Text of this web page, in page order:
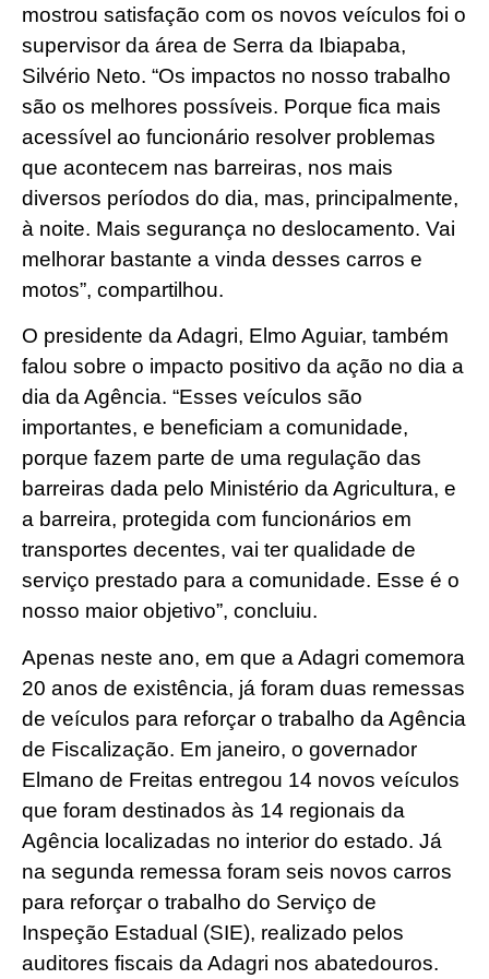
mostrou satisfação com os novos veículos foi o
supervisor da área de Serra da Ibiapaba,
Silvério Neto. “Os impactos no nosso trabalho
são os melhores possíveis. Porque fica mais
acessível ao funcionário resolver problemas
que acontecem nas barreiras, nos mais
diversos períodos do dia, mas, principalmente,
à noite. Mais segurança no deslocamento. Vai
melhorar bastante a vinda desses carros e
motos”, compartilhou.
O presidente da Adagri, Elmo Aguiar, também
falou sobre o impacto positivo da ação no dia a
dia da Agência. “Esses veículos são
importantes, e beneficiam a comunidade,
porque fazem parte de uma regulação das
barreiras dada pelo Ministério da Agricultura, e
a barreira, protegida com funcionários em
transportes decentes, vai ter qualidade de
serviço prestado para a comunidade. Esse é o
nosso maior objetivo”, concluiu.
Apenas neste ano, em que a Adagri comemora
20 anos de existência, já foram duas remessas
de veículos para reforçar o trabalho da Agência
de Fiscalização. Em janeiro, o governador
Elmano de Freitas entregou 14 novos veículos
que foram destinados às 14 regionais da
Agência localizadas no interior do estado. Já
na segunda remessa foram seis novos carros
para reforçar o trabalho do Serviço de
Inspeção Estadual (SIE), realizado pelos
auditores fiscais da Adagri nos abatedouros.